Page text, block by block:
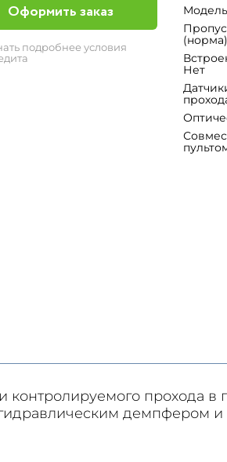
Оформить заказ
подробнее условия
Нет
контролируемого прохода
демпфером